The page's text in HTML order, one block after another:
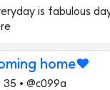
is fabulous
home❤️
35 • @c099a